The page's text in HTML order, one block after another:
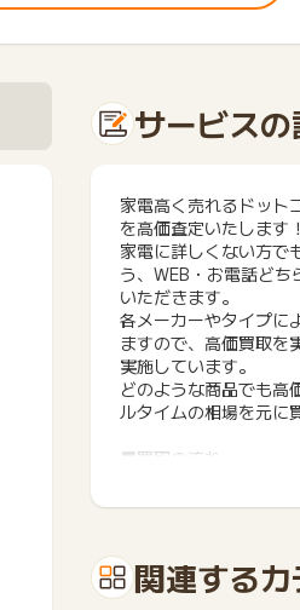
サービス
家電高く売れるドット
を高価査定いたします！
家電に詳しくない方で
う、WEB・お電話ど
いただきます。
各メーカーやタイプに
ますので、高価買取を
実施しています。
どのような商品でも高
ルタイムの相場を元に
■買取の流れ
３種類の買取方法を
足いただけましたら、
・宅配買取
関連する